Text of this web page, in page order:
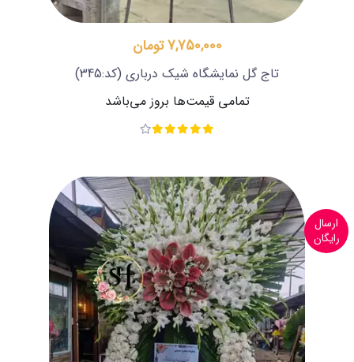
7,750,000 تومان
تاج گل نمایشگاه شیک درباری (کد:345)
تمامی قیمت‌ها بروز می‌باشد
ارسال
رایگان